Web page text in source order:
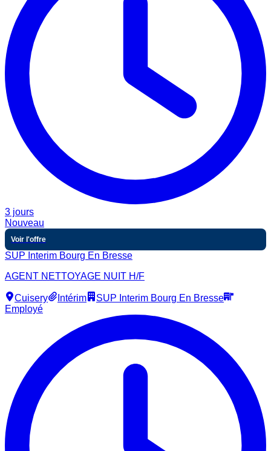
3 jours
Nouveau
Voir l'offre
SUP Interim Bourg En Bresse
AGENT NETTOYAGE NUIT H/F
Cuisery Intérim
SUP Interim Bourg En Bresse
Employé